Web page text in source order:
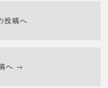
投稿へ
へ →